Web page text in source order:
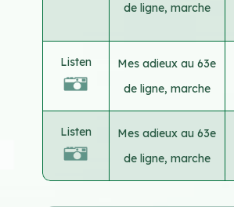
de ligne, marche
Listen
Mes adieux au 63e
de ligne, marche
Listen
Mes adieux au 63e
de ligne, marche